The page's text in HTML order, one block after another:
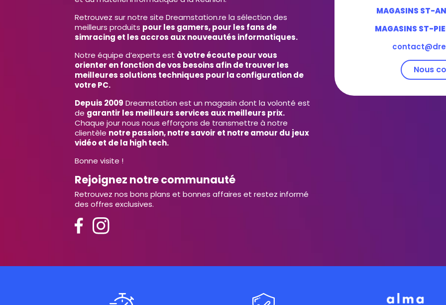
Retrouvez sur notre site Dreamstation.re la sélection des
meilleurs produits pour les gamers, pour les fans de
simracing et les accros aux nouveautés informatiques.
Notre équipe d’experts est à votre écoute pour vous
orienter en fonction de vos besoins afin de trouver les
meilleures solutions techniques pour la configuration de
votre PC.
Depuis 2009 Dreamstation est un magasin dont la volonté est
de garantir les meilleurs services aux meilleurs prix.
Chaque jour nous nous efforçons de transmettre à notre
clientèle notre passion, notre savoir et notre amour du jeux
vidéo et de la high tech.
Bonne visite !
Rejoignez notre communauté
Retrouvez nos bons plans et bonnes affaires et restez informé
des offres exclusives.
MAGASINS ST-
MAGASINS ST-
Nous